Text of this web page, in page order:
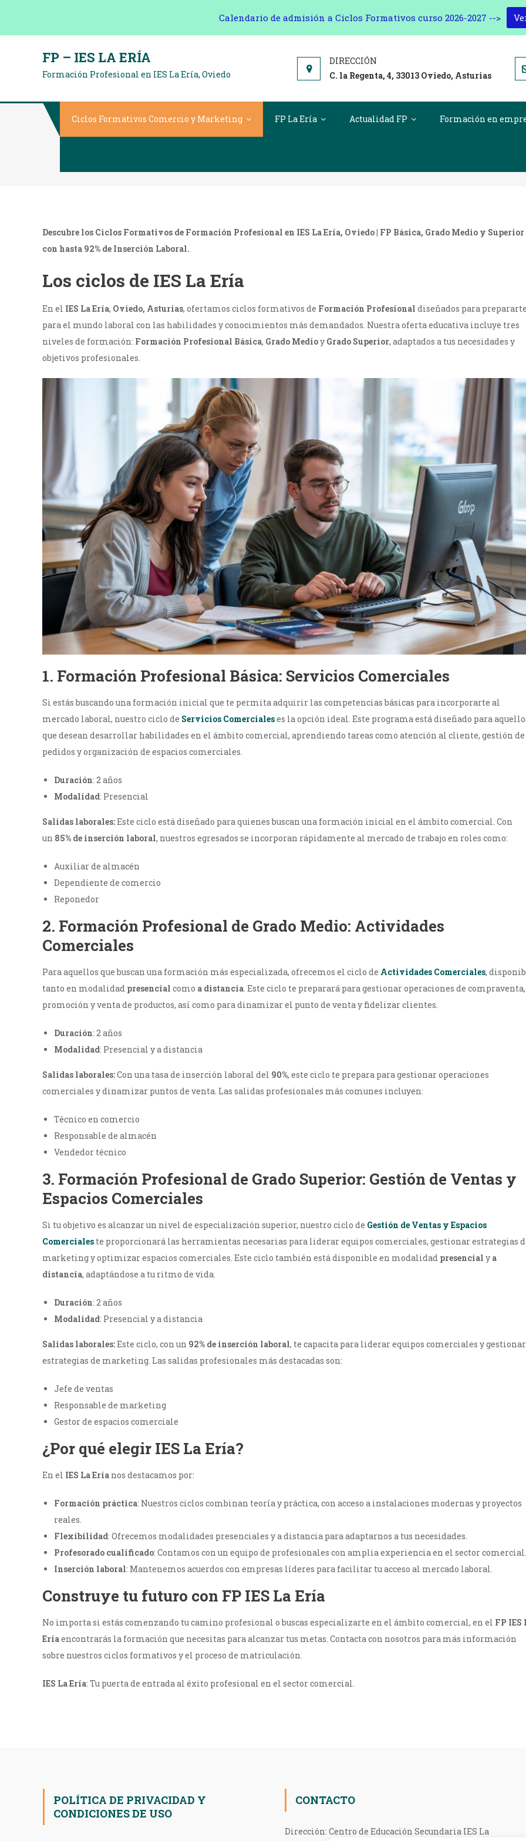
FP – IES LA ERÍA
Formación Profesional en IES La Ería, Oviedo C. la Regenta, 4, 33013 Oviedo, Asturias
Ciclos Formativos Comercio y Marketing FP La Ería Actualidad FP Formación en
Descubre los Ciclos Formativos de Formación Profesional en IES La Ería, Oviedo | FP Básica, Grado Medio y Superior
con hasta 92% de Inserción Laboral.
Los ciclos de IES La Ería
En el IES La Ería, Oviedo, Asturias, ofertamos ciclos formativos de Formación Profesional diseñados para
para el mundo laboral con las habilidades y conocimientos más demandados. Nuestra oferta educativa incluye tres
niveles de formación: Formación Profesional Básica, Grado Medioy Grado Superior, adaptados a tus necesidades y
objetivos profesionales.
1. Formación Profesional Básica: Servicios Comerciales
Si estás buscando una formación inicial que te permita adquirir las competencias básicas para incorporarte al
mercado laboral, nuestro ciclo de Servicios Comercialeses la opción ideal. Este programa está diseñado para
que desean desarrollar habilidades en el ámbito comercial, aprendiendo tareas como atención al cliente, gestión de
pedidos y organización de espacios comerciales.
Duración: 2 años
Modalidad: Presencial
Salidas laborales:Este ciclo está diseñado para quienes buscan una formación inicial en el ámbito comercial. Con
un 85% de inserción laboral, nuestros egresados se incorporan rápidamente al mercado de trabajo en roles como:
Auxiliar de almacén
Dependiente de comercio
Reponedor
2. Formación Profesional de Grado Medio: Actividades
Comerciales
Para aquellos que buscan una formación más especializada, ofrecemos el ciclo de Actividades Comerciales,
tanto en modalidad presencial como a distancia. Este ciclo te preparará para gestionar operaciones de compraventa,
promoción y venta de productos, así como para dinamizar el punto de venta y fidelizar clientes.
Duración: 2 años
Modalidad: Presencial y a distancia
Salidas laborales:Con una tasa de inserción laboral del 90%, este ciclo te prepara para gestionar operaciones
comerciales y dinamizar puntos de venta. Las salidas profesionales más comunes incluyen:
Técnico en comercio
Responsable de almacén
Vendedor técnico
3. Formación Profesional de Grado Superior: Gestión de Ventas y
Espacios Comerciales
Si tu objetivo es alcanzar un nivel de especialización superior, nuestro ciclo de Gestión de Ventas y Espacios
Comerciales te proporcionará las herramientas necesarias para liderar equipos comerciales, gestionar estrategias
marketing y optimizar espacios comerciales. Este ciclo también está disponible en modalidad presencial y a
distancia, adaptándose a tu ritmo de vida.
Duración: 2 años
Modalidad: Presencial y a distancia
Salidas laborales:Este ciclo, con un 92% de inserción laboral, te capacita para liderar equipos comerciales y gestionar
estrategias de marketing. Las salidas profesionales más destacadas son:
Jefe de ventas
Responsable de marketing
Gestor de espacios comerciale
¿Por qué elegir IES La Ería?
En el IES La Ería nos destacamos por:
Formación práctica: Nuestros ciclos combinan teoría y práctica, con acceso a instalaciones modernas y proyectos
reales.
Flexibilidad: Ofrecemos modalidades presenciales y a distancia para adaptarnos a tus necesidades.
Profesorado cualificado: Contamos con un equipo de profesionales con amplia experiencia en el sector comercial.
Inserción laboral: Mantenemos acuerdos con empresas líderes para facilitar tu acceso al mercado laboral.
Construye tu futuro con FP IES La Ería
No importa si estás comenzando tu camino profesional o buscas especializarte en el ámbito comercial, en el FP IES
Eríaencontrarás la formación que necesitas para alcanzar tus metas. Contacta con nosotros para más información
sobre nuestros ciclos formativos y el proceso de matriculación.
IES La Ería: Tu puerta de entrada al éxito profesional en el sector comercial.
POLÍTICA DE PRIVACIDAD Y
CONDICIONES DE USO
CONTACTO
Dirección: Centro de Educación Secundaria IES La
Calendario de admisión a Ciclos Formativos curso 2026-2027 -->